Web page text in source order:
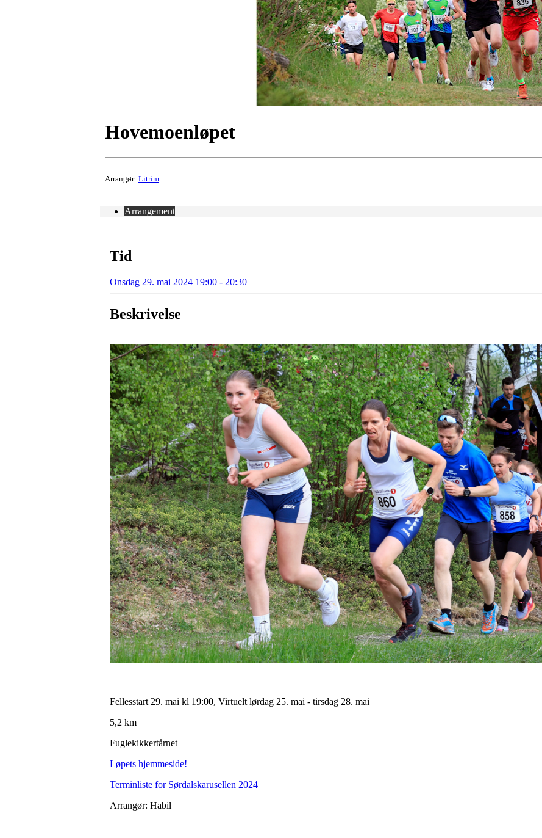
Hovemoenløpet
Arrangør: Litrim
Arrangement
Tid
Onsdag 29. mai 2024 19:00 - 20:30
Beskrivelse
Fellesstart 29. mai kl 19:00, Virtuelt lørdag 25. mai - tirsdag 28. mai
5,2 km
Fuglekikkertårnet
Løpets hjemmeside!
Terminliste for Sørdalskarusellen 2024
Arrangør: Habil